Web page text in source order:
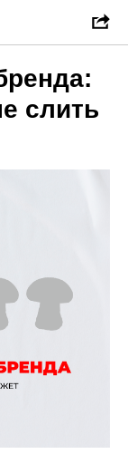
слить